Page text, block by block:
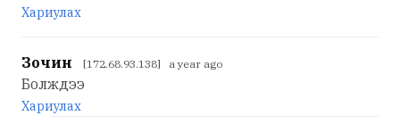
Хариулах
Зочин [172.68.93.138] a year ago
Болждээ
Хариулах